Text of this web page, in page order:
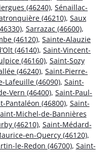
(46240), Sénaillac-
(46210), Saux
, Sarrazac (46600),
(46120), Sainte-Alauzie
(46140), Saint-Vincent-
(46160), Saint-Sozy
(46240), Saint-Pierre-
Lafeuille (46090), Saint-
Vern (46400), Saint-Paul-
Pantaléon (46800), Saint-
Michel-de-Bannières
(46210), Saint-Médard-
en-Quercy (46120),
le-Redon (46700), Saint-